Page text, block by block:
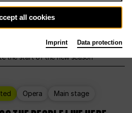
Main stage Staatsballett Berlin
Oper Berlin opens its doors to
the start of the new season
Opera Main stage
all cookies
Imprint Data protection